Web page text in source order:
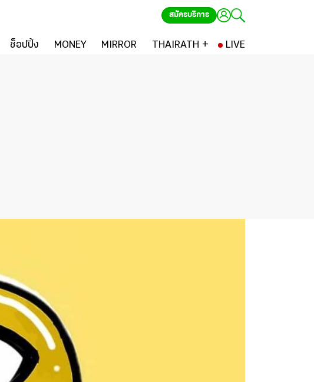
สมัครบริการ
ช็อปปิ้ง MONEY MIRROR THAIRATH + LIVE